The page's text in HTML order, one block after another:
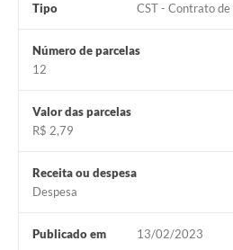
Tipo CST - Contrato de
Número de parcelas
12
Valor das parcelas
R$ 2,79
Receita ou despesa
Despesa
Publicado em 13/02/2023